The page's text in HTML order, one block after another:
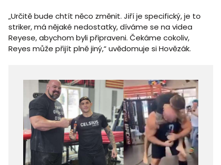
„Určitě bude chtít něco změnit. Jiří je specifický, je to
striker, má nějaké nedostatky, díváme se na videa
Reyese, abychom byli připraveni. Čekáme cokoliv,
Reyes může přijít plně jiný,“ uvědomuje si Hovězák.